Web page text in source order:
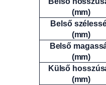
(mm)
Belső
(mm)
Belső
(mm)
Külső
(mm)